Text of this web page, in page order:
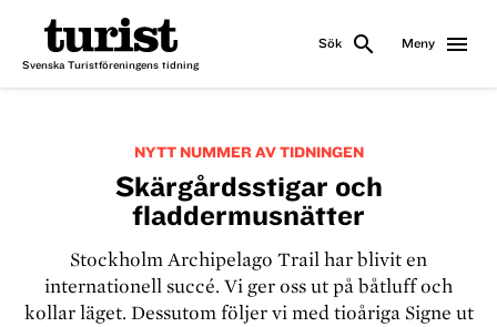
Svenska Turistföreningens tidning
Sök search Meny menu
NYTT NUMMER AV TIDNINGEN
Skärgårdsstigar och
fladdermusnätter
Stockholm Archipelago Trail har blivit en
internationell succé. Vi ger oss ut på båtluff och
kollar läget. Dessutom följer vi med tioåriga Signe ut